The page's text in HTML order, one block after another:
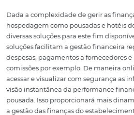
folha de pagamento, além de
relatórios individuais dos
eficiente e online de recursos
garantir tranquilidade nesta
administrada. Por isso, não
para esta gestão e obtenha
tecnológica para este fim.